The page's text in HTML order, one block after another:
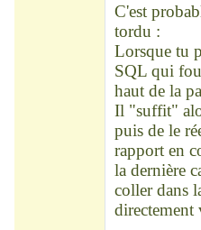
C'est
tordu :
Lorsque tu
SQL qui
haut de la
Il "suffit"
puis de le
rapport en
la dernière
coller dans
directement